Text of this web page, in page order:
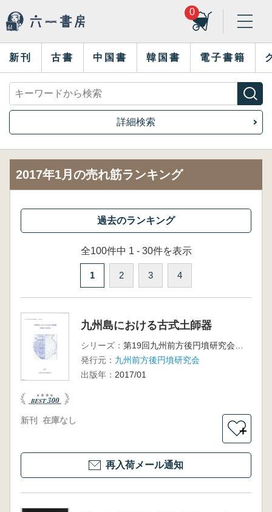
0
新刊 古書 中国書 韓国書 電子書籍
詳細検索
2017年1月の売れ筋ランキング
全100件中 1 - 30件を表示
1 2 3 4
九州島における古式土師器
シリーズ：
発行元： 九州前方後円墳研究会
出版年： 2017/01
新刊 在庫なし
＋
再入荷メール通知